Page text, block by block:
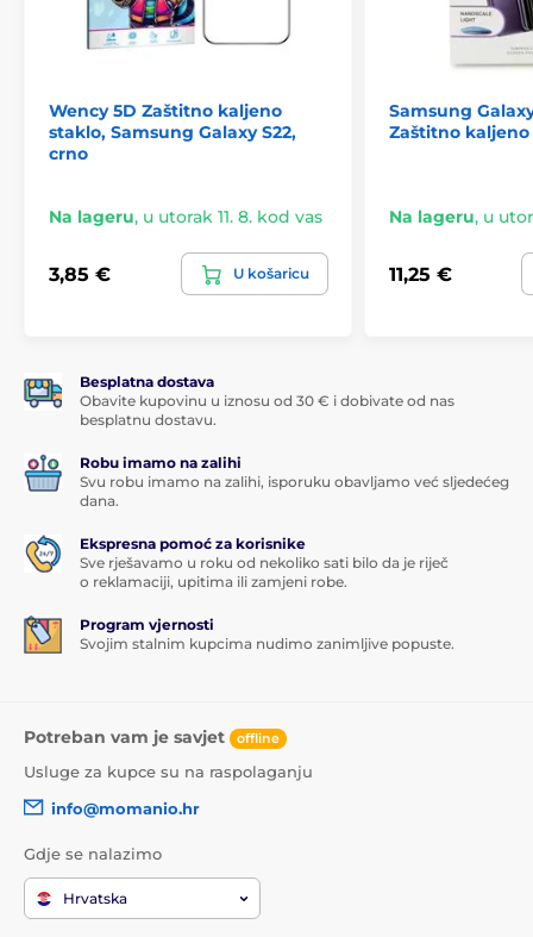
Wency 5D Zaštitno kaljeno
staklo, Samsung Galaxy S22,
crno
Na lageru, u utorak 11. 8. kod vas
3,85 € U košaricu
Samsung
Zaštitno
Na lageru, u
11,25 €
Besplatna dostava
Obavite kupovinu u iznosu od 30 € i dobivate od nas
besplatnu dostavu.
Robu imamo na zalihi
Svu robu imamo na zalihi, isporuku obavljamo već sljedećeg
dana.
Ekspresna pomoć za korisnike
Sve rješavamo u roku od nekoliko sati bilo da je riječ
o reklamaciji, upitima ili zamjeni robe.
Program vjernosti
Svojim stalnim kupcima nudimo zanimljive popuste.
Potreban vam je savjet offline
Usluge za kupce su na raspolaganju
info@momanio.hr
Gdje se nalazimo
Hrvatska